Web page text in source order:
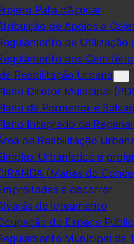
Pata d’Açúcar
de Apoios a
de Utilização
dos
Reabilitação Urbana
Diretor Municipal
de Pormenor e
Integrado de
de Reabilitação
Urbanístico e
(Mapas do
a decorrer
de loteamento
do Espaço
Municipal de